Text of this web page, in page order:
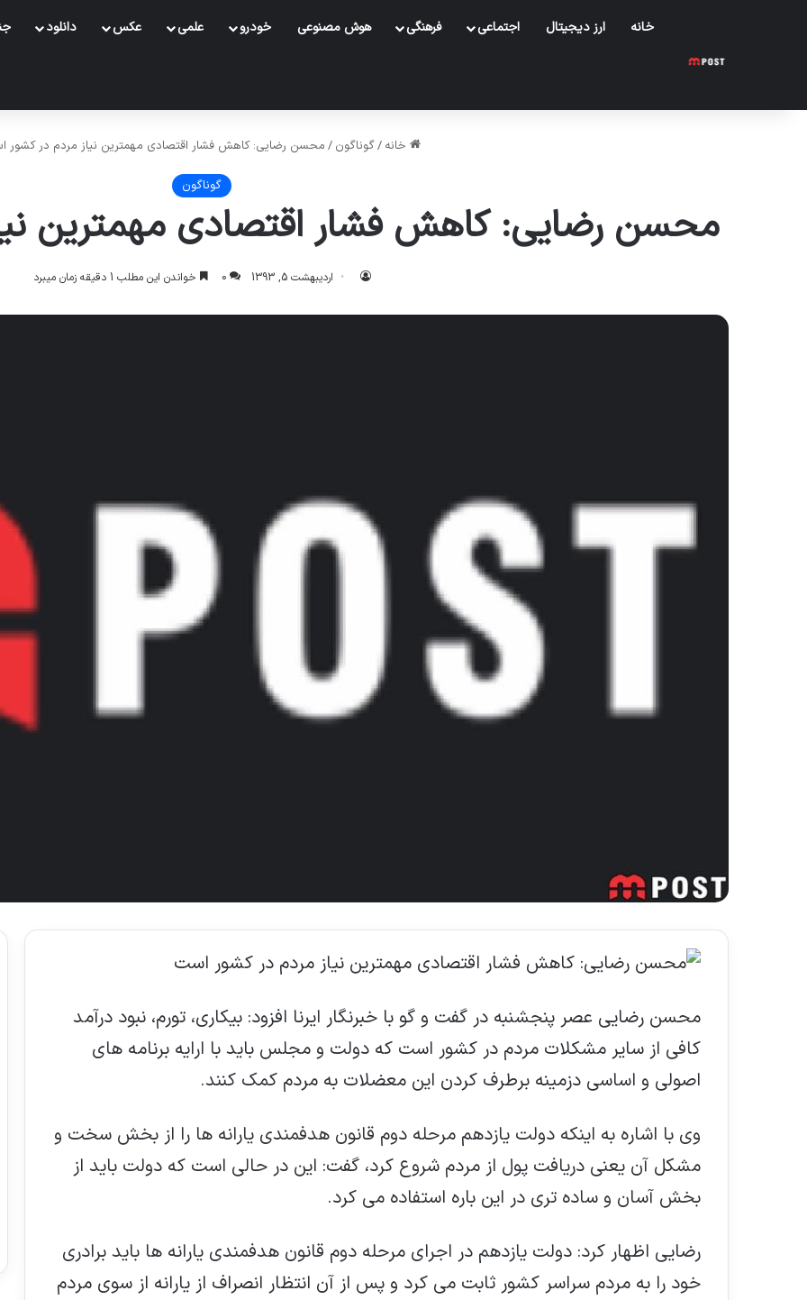
خانه ارز دیجیتال اجتماعی فرهنگی هوش مصنوعی خودرو علمی عکس دانلود
خانه /گوناگون / محسن رضایی: کاهش فشار اقتصادی مهمترین نیاز مردم در کشور
گوناگون
محسن رضایی: کاهش فشار اقتصادی مهمترین
اردیبهشت 5, 1393 0 خواندن این مطلب 1 دقیقه زمان میبرد
محسن رضایی عصر پنجشنبه در گفت و گو با خبرنگار ایرنا افزود: بیکاری، تورم، نبود درآمد
کافی از سایر مشکلات مردم در کشور است که دولت و مجلس باید با ارایه برنامه های
اصولی و اساسی دزمینه برطرف کردن این معضلات به مردم کمک کنند.
وی با اشاره به اینکه دولت یازدهم مرحله دوم قانون هدفمندی یارانه ها را از بخش سخت و
مشکل آن یعنی دریافت پول از مردم شروع کرد، گفت: این در حالی است که دولت باید از
بخش آسان و ساده تری در این باره استفاده می کرد.
رضایی اظهار کرد: دولت یازدهم در اجرای مرحله دوم قانون هدفمندی یارانه ها باید برادری
خود را به مردم سراسر کشور ثابت می کرد و پس از آن انتظار انصراف از یارانه از سوی مردم